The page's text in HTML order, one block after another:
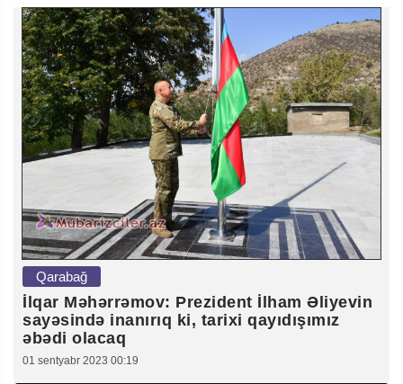
Qarabağ
İlqar Məhərrəmov: Prezident İlham Əliyevin
sayəsində inanırıq ki, tarixi qayıdışımız
əbədi olacaq
01 sentyabr 2023 00:19